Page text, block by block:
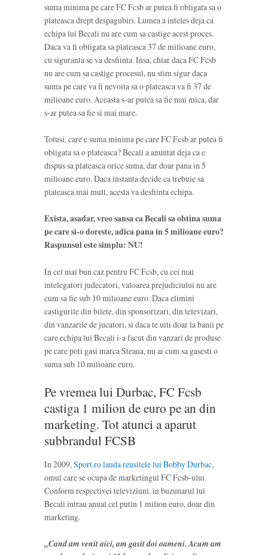
suma minima pe care FC Fcsb ar putea fi obligata sa o
plateasca drept despagubiri. Lumea a inteles deja ca
echipa lui Becali nu are cum sa castige acest proces.
Daca va fi obligata sa plateasca 37 de milioane euro,
cu siguranta se va desfiinta. Insa, chiar daca FC Fcsb
nu are cum sa castige procesul, nu stim sigur daca
suma pe care va fi nevoita sa o plateasca va fi 37 de
milioane euro. Aceasta s-ar putea sa fie mai mica, dar
s-ar putea sa fie si mai mare.
Totusi, care e suma minima pe care FC Fcsb ar putea fi
obligata sa o plateasca? Becali a anuntat deja ca e
dispus sa plateasca orice suma, dar doar pana in 5
milioane euro. Daca instanta decide ca trebuie sa
plateasca mai mult, acesta va desfiinta echipa.
Exista, asadar, vreo sansa ca Becali sa obtina suma
pe care si-o doreste, adica pana in 5 milioane euro?
Raspunsul este simplu: NU!
In cel mai bun caz pentru FC Fcsb, cu cei mai
intelegatori judecatori, valoarea prejudiciului nu are
cum sa fie sub 10 milioane euro. Daca elimini
castigurile din bilete, din sponsorizari, din televizari,
din vanzarile de jucatori, si daca te uiti doar la banii pe
care echipa lui Becali i-a facut din vanzari de produse
pe care poti gasi marca Steaua, nu ai cum sa gasesti o
suma sub 10 milioane euro.
Pe vremea lui Durbac, FC Fcsb
castiga 1 milion de euro pe an din
marketing. Tot atunci a aparut
subbrandul FCSB
In 2009,Sport.ro lauda reusitele lui Bobby Durbac,
omul care se ocupa de marketingul FC Fcsb-ului.
Conform respectivei televiziuni, in buzunarul lui
Becali intrau anual cel putin 1 milion euro, doar din
marketing.
„Cand am venit aici, am gasit doi oameni. Acum am